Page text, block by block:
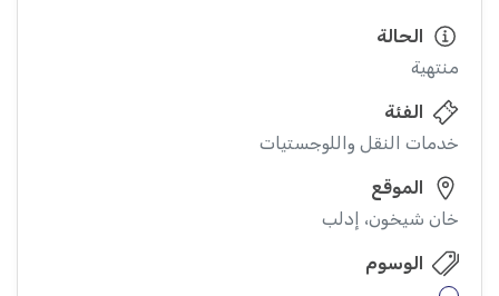
الحالة
منتهية
الفئة
خدمات النقل واللوجستيات
الموقع
خان شيخون، إدلب
الوسوم